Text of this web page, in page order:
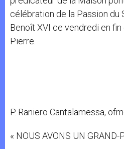
célébration de la Passion du
Benoît XVI ce vendredi en fin
Pierre.
P. Raniero Cantalamessa,
« NOUS AVONS UN GRAND-